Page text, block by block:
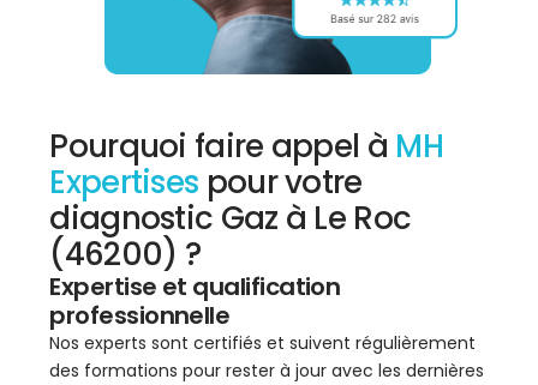
Pourquoi faire appel à MH
Expertises pour votre
diagnostic Gaz à Le Roc
(46200) ?
Expertise et qualification
professionnelle
Nos experts sont certifiés et suivent régulièrement
des formations pour rester à jour avec les dernières